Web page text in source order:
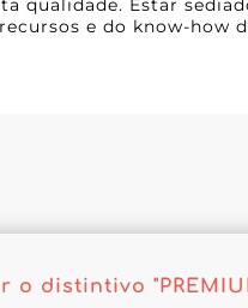
qualidade. Estar
e do know-how
o distintivo